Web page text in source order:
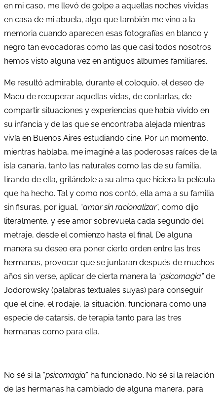
en mi caso, me llevó de golpe a aquellas noches vividas
en casa de mi abuela, algo que también me vino a la
memoria cuando aparecen esas fotografías en blanco y
negro tan evocadoras como las que casi todos nosotros
hemos visto alguna vez en antiguos álbumes familiares.
Me resultó admirable, durante el coloquio, el deseo de
Macu de recuperar aquellas vidas, de contarlas, de
compartir situaciones y experiencias que había vivido en
su infancia y de las que se encontraba alejada mientras
vivía en Buenos Aires estudiando cine. Por un momento,
mientras hablaba, me imaginé a las poderosas raíces de la
isla canaria, tanto las naturales como las de su familia,
tirando de ella, gritándole a su alma que hiciera la película
que ha hecho. Tal y como nos contó, ella ama a su familia
sin fisuras, por igual, “amar sin racionalizar”, como dijo
literalmente, y ese amor sobrevuela cada segundo del
metraje, desde el comienzo hasta el final. De alguna
manera su deseo era poner cierto orden entre las tres
hermanas, provocar que se juntaran después de muchos
años sin verse, aplicar de cierta manera la “psicomagia”de
Jodorowsky (palabras textuales suyas) para conseguir
que el cine, el rodaje, la situación, funcionara como una
especie de catarsis, de terapia tanto para las tres
hermanas como para ella.
No sé si la “psicomagia” ha funcionado. No sé si la relación
de las hermanas ha cambiado de alguna manera, para